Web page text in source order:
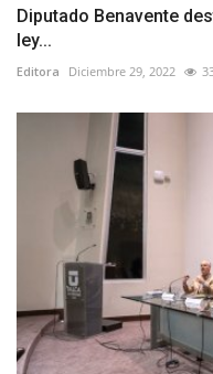
Diputado Benavente
ley...
Editora Diciembre 29, 2022